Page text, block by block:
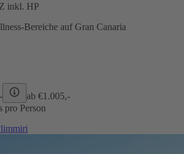
inkl. HP
Bereiche auf Gran Canaria
ab €1.005,-
pro Person